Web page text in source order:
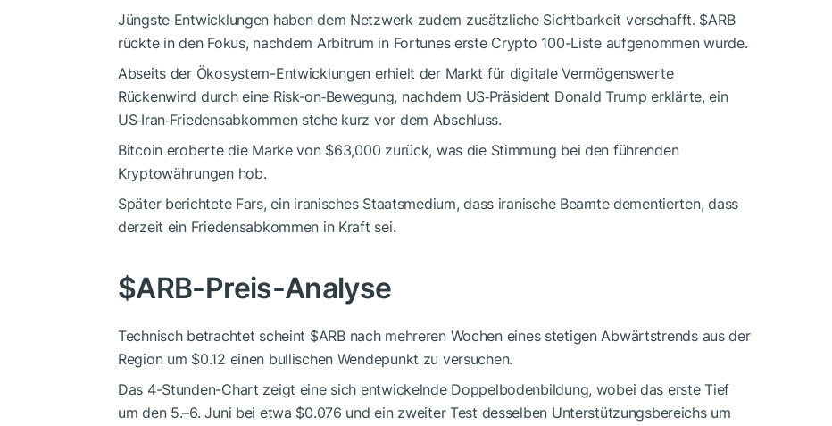
Jüngste Entwicklungen haben dem Netzwerk zudem zusätzliche Sichtbarkeit verschafft. $ARB
rückte in den Fokus, nachdem Arbitrum in Fortunes erste Crypto 100-Liste aufgenommen wurde.
Abseits der Ökosystem-Entwicklungen erhielt der Markt für digitale Vermögenswerte
Rückenwind durch eine Risk-on‑Bewegung, nachdem US‑Präsident Donald Trump erklärte, ein
US‑Iran‑Friedensabkommen stehe kurz vor dem Abschluss.
Bitcoin eroberte die Marke von $63,000 zurück, was die Stimmung bei den führenden
Kryptowährungen hob.
Später berichtete Fars, ein iranisches Staatsmedium, dass iranische Beamte dementierten, dass
derzeit ein Friedensabkommen in Kraft sei.
$ARB-Preis-Analyse
Technisch betrachtet scheint $ARBnach mehreren Wochen eines stetigen Abwärtstrends aus der
Region um $0.12 einen bullischen Wendepunkt zu versuchen.
Das 4-Stunden-Chart zeigt eine sich entwickelnde Doppelbodenbildung, wobei das erste Tief
um den 5.–6. Juni bei etwa $0.076 und ein zweiter Test desselben Unterstützungsbereichs um